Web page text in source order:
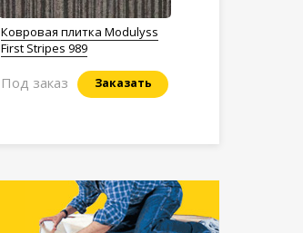
Ковровая плитка Modulyss
First Stripes 989
Заказать
Под заказ